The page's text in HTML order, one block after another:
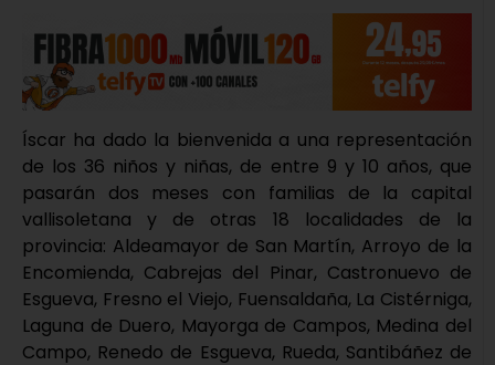
Íscar ha dado la bienvenida a una representación
de los 36 niños y niñas, de entre 9 y 10 años, que
pasarán dos meses con familias de la capital
vallisoletana y de otras 18 localidades de la
provincia: Aldeamayor de San Martín, Arroyo de la
Encomienda, Cabrejas del Pinar, Castronuevo de
Esgueva, Fresno el Viejo, Fuensaldaña, La Cistérniga,
Laguna de Duero, Mayorga de Campos, Medina del
Campo, Renedo de Esgueva, Rueda, Santibáñez de